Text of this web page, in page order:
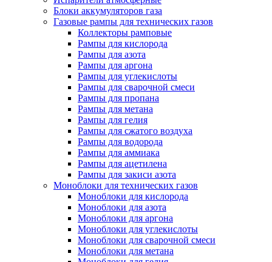
Блоки аккумуляторов газа
Газовые рампы для технических газов
Коллекторы рамповые
Рампы для кислорода
Рампы для азота
Рампы для аргона
Рампы для углекислоты
Рампы для сварочной смеси
Рампы для пропана
Рампы для метана
Рампы для гелия
Рампы для сжатого воздуха
Рампы для водорода
Рампы для аммиака
Рампы для ацетилена
Рампы для закиси азота
Моноблоки для технических газов
Моноблоки для кислорода
Моноблоки для азота
Моноблоки для аргона
Моноблоки для углекислоты
Моноблоки для сварочной смеси
Моноблоки для метана